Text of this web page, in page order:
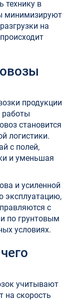
технику в
минимизируют
на
продукции
работы
становится
логистики.
с полей,
и уменьшая
и усиленной
эксплуатацию,
с
по грунтовым
условиях.
учитывают
на скорость